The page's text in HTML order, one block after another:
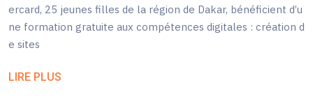
ercard, 25 jeunes filles de la région de Dakar, bénéficient d’u
ne formation gratuite aux compétences digitales : création d
e sites
LIRE PLUS